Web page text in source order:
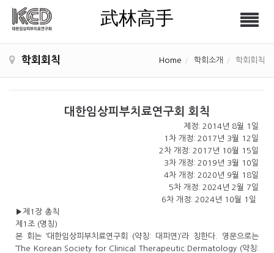
武林高手
武林高手
학회회칙 Home 학회소개 학회회칙
대한임상피부치료연구회 회칙
제정: 2014년 8월 1일
1차 개정: 2017년 3월 12일
2차 개정: 2017년 10월 15일
3차 개정: 2019년 3월 10일
4차 개정: 2020년 9월 18일
5차 개정: 2024년 2월 7일
6차 개정: 2024년 10월 1일
▶제1장 총칙
제1조 (명칭)
본 회는 ‘대한임상피부치료연구회 (약칭: 대피연)’라 칭한다. 영문으로는
‘The Korean Society for Clinical Therapeutic Dermatology (약칭: